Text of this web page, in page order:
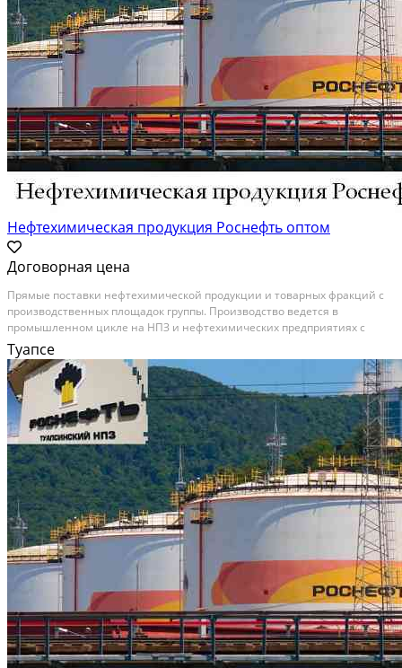
Нефтехимическая продукция Роснефть оптом
Договорная цена
Прямые поставки нефтехимической продукции и товарных фракций с
производственных площадок группы. Производство ведется в
промышленном цикле на НПЗ и нефтехимических предприятиях с
лабораторным контролем каждой партии. В наличии категории: Сера и
серная кислота, Полимеры и полимерное сырьё,...
Туапсе